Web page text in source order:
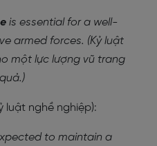
is essential for a well-
armed forces. (Kỷ luật
một lực lượng vũ trang
luật nghề nghiệp):
to maintain a